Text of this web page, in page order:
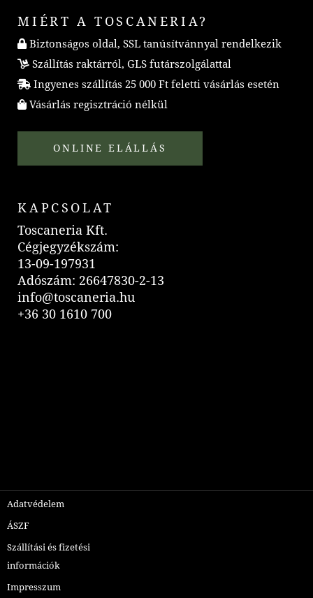
MIÉRT A TOSCANERIA?
Biztonságos oldal, SSL tanúsítvánnyal rendelkezik
Szállítás raktárról, GLS futárszolgálattal
Ingyenes szállítás 25 000 Ft feletti vásárlás esetén
Vásárlás regisztráció nélkül
ONLINE ELÁLLÁS
KAPCSOLAT
Toscaneria Kft.
Cégjegyzékszám:
13-09-197931
Adószám: 26647830-2-13
info@toscaneria.hu
+36 30 1610 700
Adatvédelem
ÁSZF
Szállítási és fizetési
információk
Impresszum